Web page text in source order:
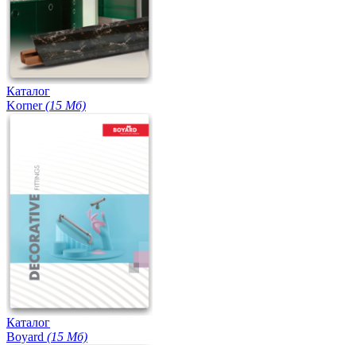
Каталог
Korner(15 Мб)
Каталог
Boyard (15 Мб)